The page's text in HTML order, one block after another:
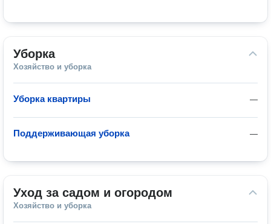
Уборка
Хозяйство и уборка
—
Уборка квартиры
—
Поддерживающая уборка
Уход за садом и огородом
Хозяйство и уборка